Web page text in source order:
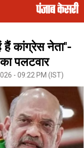
हैं कांग्रेस नेता''-
पलटवार
- 09:22 PM (IST)